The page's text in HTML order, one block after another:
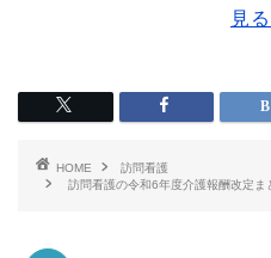
見
HOME
訪問看護
訪問看護の令和6年度介護報酬改定ま